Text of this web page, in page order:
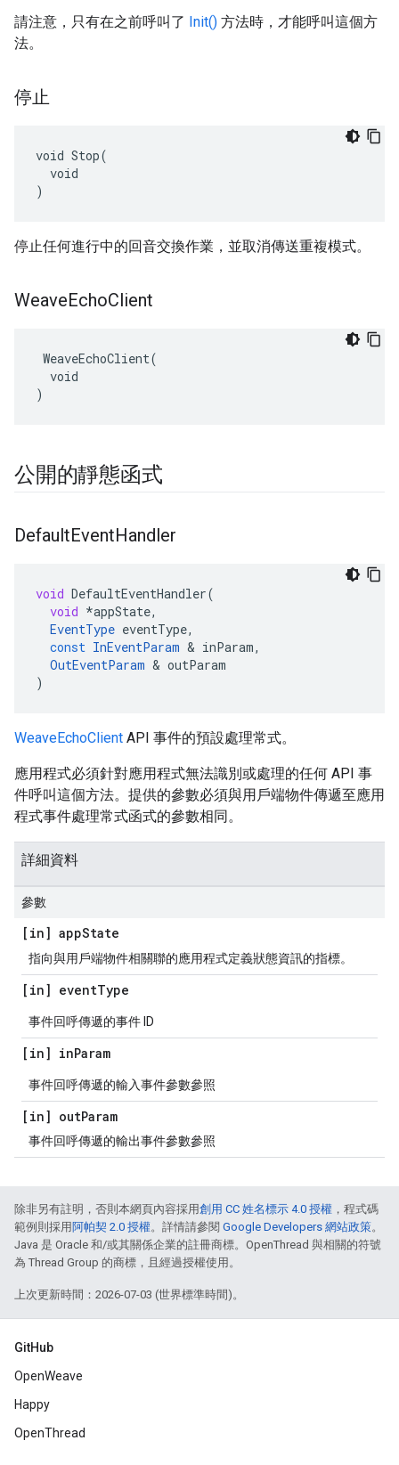
請注意，只有在之前呼叫了 Init() 方法時，才能呼叫這個方
法。
停止
void Stop(
  void
)
停止任何進行中的回音交換作業，並取消傳送重複模式。
WeaveEchoClient
WeaveEchoClient(
  void
)
公開的靜態函式
DefaultEventHandler
void DefaultEventHandler(
void *appState,
EventType eventType,
const InEventParam & inParam,
OutEventParam & outParam
)
WeaveEchoClient API 事件的預設處理常式。
應用程式必須針對應用程式無法識別或處理的任何 API 事
件呼叫這個方法。提供的參數必須與用戶端物件傳遞至應用
程式事件處理常式函式的參數相同。
詳細資料
參數
[in] appState
指向與用戶端物件相關聯的應用程式定義狀態資訊的指標。
[in] eventType
事件回呼傳遞的事件 ID
[in] inParam
事件回呼傳遞的輸入事件參數參照
[in] outParam
事件回呼傳遞的輸出事件參數參照
除非另有註明，否則本網頁內容採用創用 CC 姓名標示 4.0 授權 ，程式碼
範例則採用 阿帕契 2.0 授權。詳情請參閱 Google Developers 網站政策。
Java 是 Oracle 和/或其關係企業的註冊商標。OpenThread 與相關的符號
為 Thread Group 的商標，且經過授權使用。
上次更新時間：2026-07-03 (世界標準時間)。
GitHub
OpenWeave
Happy
OpenThread